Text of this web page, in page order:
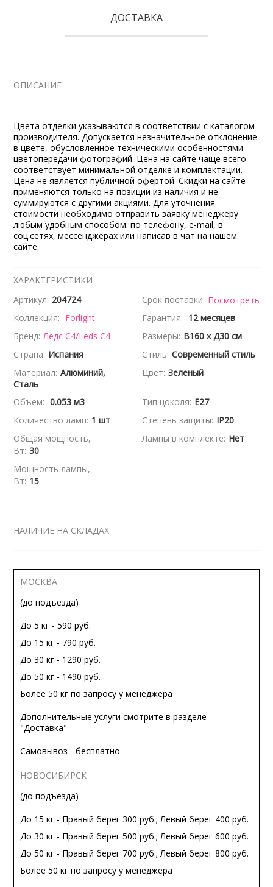
ДОСТАВКА
ОПИСАНИЕ
Цвета отделки указываются в соответствии с каталогом
производителя. Допускается незначительное отклонение
в цвете, обусловленное техническими особенностями
цветопередачи фотографий. Цена на сайте чаще всего
соответствует минимальной отделке и комплектации.
Цена не является публичной офертой. Скидки на сайте
применяются только на позиции из наличия и не
суммируются с другими акциями. Для уточнения
стоимости необходимо отправить заявку менеджеру
любым удобным способом: по телефону, e-mail, в
соц.сетях, мессенджерах или написав в чат на нашем
сайте.
ХАРАКТЕРИСТИКИ
Артикул: 204724 Срок поставки: Посмотреть
Коллекция: Forlight Гарантия: 12 месяцев
Бренд: Ледс С4/Leds C4 Размеры: В160 x Д30 см
Страна: Испания Стиль: Современный стиль
Материал: Алюминий,
Сталь
Цвет: Зеленый
Объем: 0.053 м3 Тип цоколя: E27
Количество ламп: 1 шт Степень защиты: IP20
Общая мощность,
Вт: 30
Лампы в комплекте: Нет
Мощность лампы,
Вт: 15
НАЛИЧИЕ НА СКЛАДАХ
МОСКВА
(до подъезда)
До 5 кг - 590 руб.
До 15 кг - 790 руб.
До 30 кг - 1290 руб.
До 50 кг - 1490 руб.
Более 50 кг по запросу у менеджера
Дополнительные услуги смотрите в разделе
"Доставка"
Самовывоз - бесплатно
НОВОСИБИРСК
(до подъезда)
До 15 кг - Правый берег 300 руб.; Левый берег 400 руб.
До 30 кг - Правый берег 500 руб.; Левый берег 600 руб.
До 50 кг - Правый берег 700 руб.; Левый берег 800 руб.
Более 50 кг по запросу у менеджера